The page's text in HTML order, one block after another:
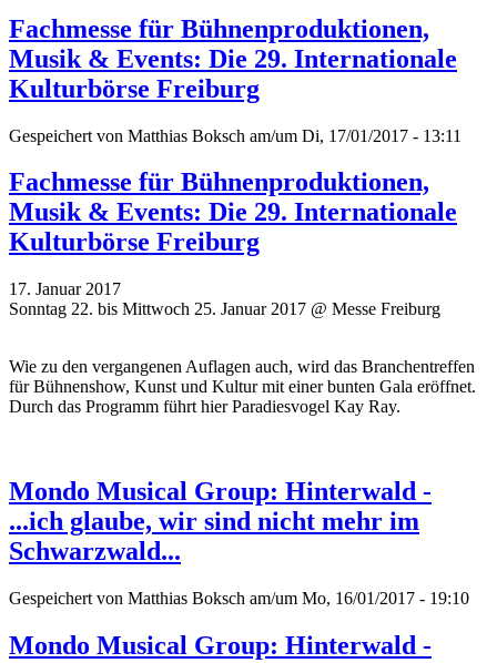
Fachmesse für Bühnenproduktionen,
Musik & Events: Die 29. Internationale
Kulturbörse Freiburg
Gespeichert von Matthias Boksch am/um Di, 17/01/2017 - 13:11
Fachmesse für Bühnenproduktionen,
Musik & Events: Die 29. Internationale
Kulturbörse Freiburg
17. Januar 2017
Sonntag 22. bis Mittwoch 25. Januar 2017 @ Messe Freiburg
Wie zu den vergangenen Auflagen auch, wird das Branchentreffen
für Bühnenshow, Kunst und Kultur mit einer bunten Gala eröffnet.
Durch das Programm führt hier Paradiesvogel Kay Ray.
Mondo Musical Group: Hinterwald -
...ich glaube, wir sind nicht mehr im
Schwarzwald...
Gespeichert von Matthias Boksch am/um Mo, 16/01/2017 - 19:10
Mondo Musical Group: Hinterwald -